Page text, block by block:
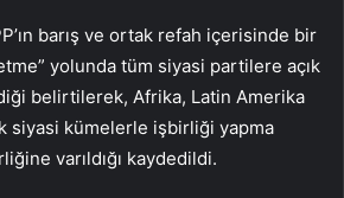
barış ve ortak refah içerisinde bir
yolunda tüm siyasi partilere açık
belirtilerek, Afrika, Latin Amerika
siyasi kümelerle işbirliği yapma
varıldığı kaydedildi.